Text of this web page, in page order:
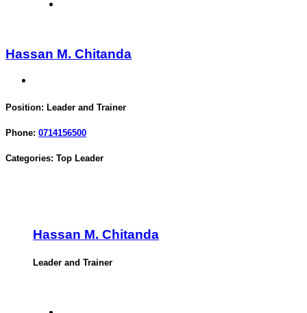
Hassan M. Chitanda
Position: Leader and Trainer
Phone: 0714156500
Categories: Top Leader
Hassan M. Chitanda
Leader and Trainer